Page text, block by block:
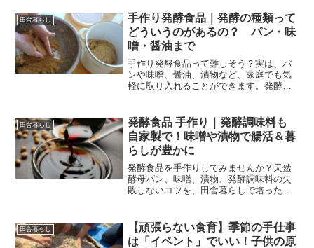
田舎暮らし
手作り発酵食品｜発酵の種類って
どういうのがあるの？ パン・味
噌・醤油まで
手作り発酵食品って難しそう？実は、パ
ンや味噌、醤油、漬物など、家庭でも気
軽に取り入れることができます。発酵の
す。自然な暮らしを楽しみたい方や発酵
初心者さんにおすすめ！
田舎暮らし
発酵食品 手作り｜発酵調味料も
自家製で！味噌や漬物で腸活＆暮
らしが豊かに
発酵食品を手作りしてみませんか？天然
酵母パン、味噌、漬物、発酵調味料の失
敗しないコツを、田舎暮らしで培った体
田舎暮らし
【頑張らない食育】季節の手仕事
は「イベント」でいい！子供の原